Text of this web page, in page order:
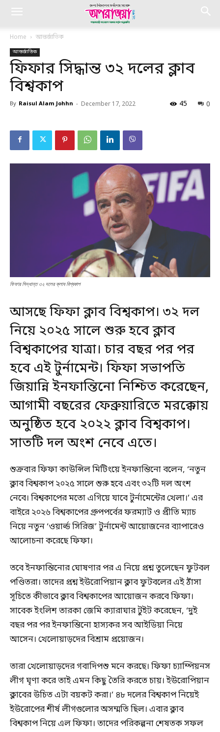
Home আন্তর্জাতিক
আন্তর্জাতিক
ফিফার সিদ্ধান্ত ৩২ দলের ক্লাব
বিশ্বকাপ
By Raisul Alam Johhn - December 17, 2022 0
45
ফিফার সিদ্ধান্ত ৩২ দলের ক্লাব বিশ্বকাপ
আসছে ফিফা ক্লাব বিশ্বকাপ। ৩২ দল
নিয়ে ২০২৫ সালে শুরু হবে ক্লাব
বিশ্বকাপের যাত্রা। চার বছর পর পর
হবে এই টুর্নামেন্ট। ফিফা সভাপতি
জিয়ান্নি ইনফান্তিনো নিশ্চিত করেছেন,
আগামী বছরের ফেব্রুয়ারিতে মরক্কোয়
অনুষ্ঠিত হবে ২০২২ ক্লাব বিশ্বকাপ।
সাতটি দল অংশ নেবে এতে।
শুক্রবার ফিফা কাউন্সিল মিটিংয়ে ইনফান্তিনো বলেন, ‘নতুন
ক্লাব বিশ্বকাপ ২০২৫ সালে শুরু হবে এবং ৩২টি দল অংশ
নেবে। বিশ্বকাপের মতো এগিয়ে যাবে টুর্নামেন্টের খেলা।’ এর
বাইরে ২০২৬ বিশ্বকাপের গ্রুপপর্বের ফরম্যাট ও প্রীতি ম্যাচ
নিয়ে নতুন ‘ওয়ার্ল্ড সিরিজ’ টুর্নামেন্ট আয়োজনের ব্যাপারেও
আলোচনা করেছে ফিফা।
তবে ইনফান্তিনোর ঘোষণার পর এ নিয়ে প্রশ্ন তুলেছেন ফুটবল
পণ্ডিতরা। তাদের প্রশ্ন ইউরোপিয়ান ক্লাব ফুটবলের এই ঠাঁসা
সূচিতে কীভাবে ক্লাব বিশ্বকাপের আয়োজন করবে ফিফা।
সাবেক ইংলিশ তারকা জেমি ক্যারাঘার টুইট করেছেন, ‘দুই
বছর পর পর ইনফান্তিনো হাস্যকর সব আইডিয়া নিয়ে
আসেন। খেলোয়াড়দের বিশ্রাম প্রয়োজন।
তারা খেলোয়াড়দের গবাদিপশু মনে করছে। ফিফা চ্যাম্পিয়নস
লীগ ঘৃণা করে তাই এমন কিছু তৈরি করতে চায়। ইউরোপিয়ান
ক্লাবের উচিত এটা বয়কট করা।’ ৪৮ দলের বিশ্বকাপ নিয়েই
ইউরোপের শীর্ষ লীগগুলোর অসম্মতি ছিল। এবার ক্লাব
বিশ্বকাপ নিয়ে এল ফিফা। তাদের পরিকল্পনা শেষতক সফল